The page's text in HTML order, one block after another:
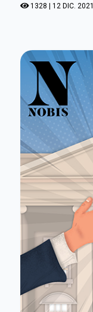
1328 | 12 DIC. 2021